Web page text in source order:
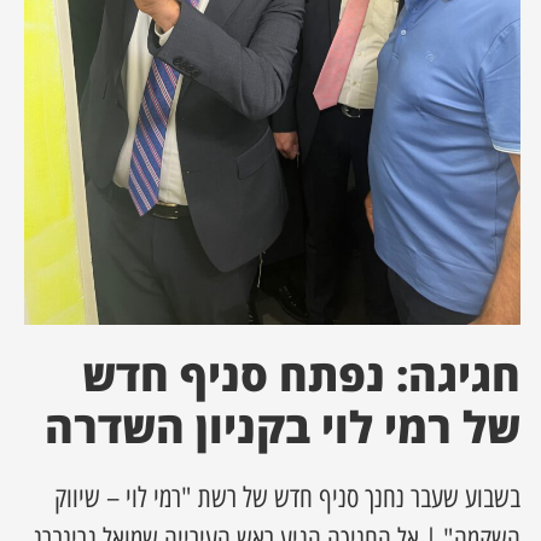
מסע מלחמה
השבוע
מקומית
עסקים
חגיגה: נפתח סניף חדש
של רמי לוי בקניון השדרה
בשבוע שעבר נחנך סניף חדש של רשת "רמי לוי – שיווק